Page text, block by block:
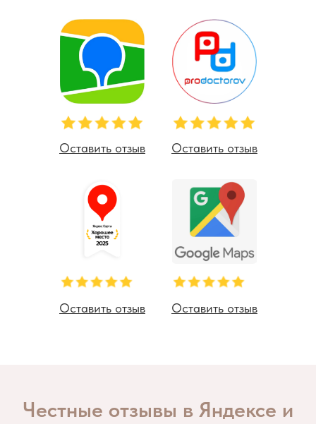
Оставить отзыв Оставить отзыв
Оставить отзыв
Оставить отзыв
Честные отзывы в Яндексе и